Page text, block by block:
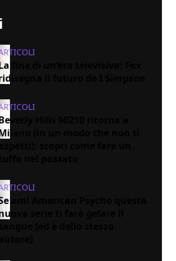
fine di un’era televisiva: Fox
il futuro de I Simpson
Hills 90210 ritorna a
(in un modo che non ti
ami American Psycho questa
serie ti farà gelare il